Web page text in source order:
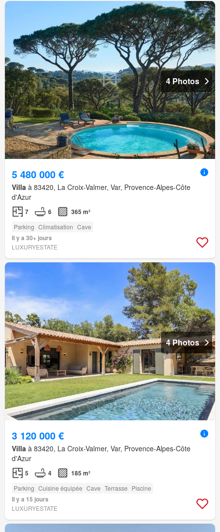
4 Photos
5 480 000 €
Villa à 83420, La Croix-Valmer, Var, Provence-Alpes-Côte
d'Azur
7 6 365 m²
Parking Climatisation Cave
Il y a 30+ jours
LUXURYESTATE
4 Photos
3 120 000 €
Villa à 83420, La Croix-Valmer, Var, Provence-Alpes-Côte
d'Azur
5 4 185 m²
Parking Cuisine équipée Cave Terrasse Piscine
Il y a 15 jours
LUXURYESTATE